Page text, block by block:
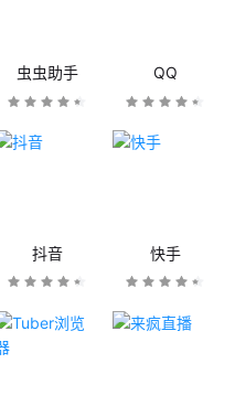
虫虫助手 QQ
抖音 快手